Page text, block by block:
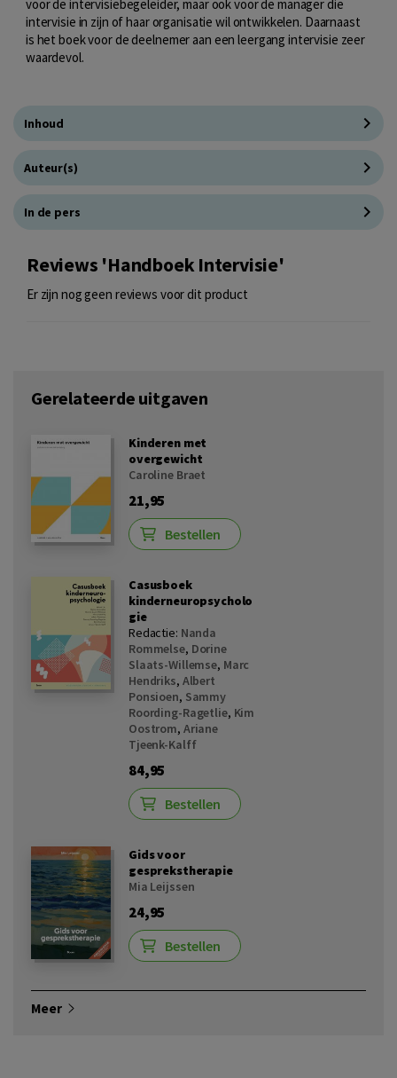
voor de intervisiebegeleider, maar ook voor de manager die
intervisie in zijn of haar organisatie wil ontwikkelen. Daarnaast
is het boek voor de deelnemer aan een leergang intervisie zeer
waardevol.
Inhoud
Auteur(s)
In de pers
Reviews 'Handboek Intervisie'
Er zijn nog geen reviews voor dit product
Gerelateerde uitgaven
Kinderen met
overgewicht
Caroline Braet
21,95
Bestellen
Casusboek
kinderneuropsycholo
gie
Redactie: Nanda
Rommelse, Dorine
Slaats-Willemse, Marc
Hendriks, Albert
Ponsioen, Sammy
Roording-Ragetlie, Kim
Oostrom, Ariane
Tjeenk-Kalff
84,95
Bestellen
Gids voor
gesprekstherapie
Mia Leijssen
24,95
Bestellen
Meer